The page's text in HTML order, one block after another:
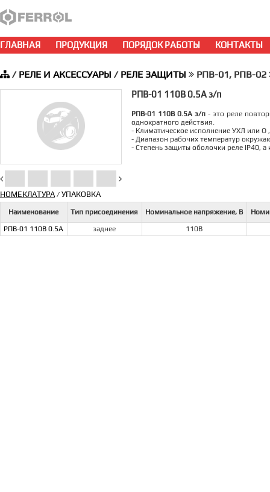
ГЛАВНАЯ ПРОДУКЦИЯ ПОРЯДОК РАБОТЫ КОНТАКТЫ
/ РЕЛЕ И АКСЕССУАРЫ / РЕЛЕ ЗАЩИТЫ РПВ-01, РПВ-02
РПВ-01 110В 0.5А з/п
РПВ-01 110В 0.5А з/п- это реле
однократного действия.
- Климатическое исполнение УХЛ или О
- Диапазон рабочих температур
- Степень защиты оболочки реле IP40,
НОМЕКЛАТУРА/ УПАКОВКА
Наименование Тип присоединения Номинальное напряжение, В
РПВ-01 110В 0.5А
заднее 110В